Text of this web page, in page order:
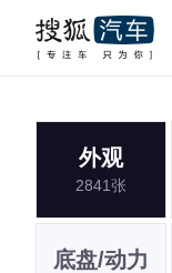
外观
2841张
底盘/动力